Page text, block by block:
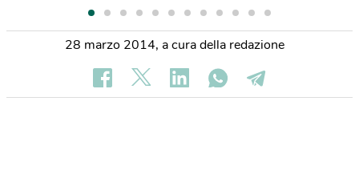
28 marzo 2014, a cura della redazione